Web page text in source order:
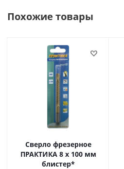
Похожие товары
Сверло фрезерное
ПРАКТИКА 8 х 100 мм
блистер*